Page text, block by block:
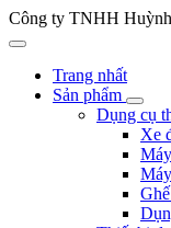
Công ty TNHH
Trang nhất
Sản phẩm
Dụng cụ
Xe